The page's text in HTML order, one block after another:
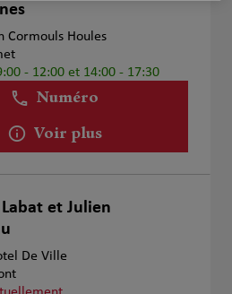
Cormouls Houles
- 12:00 et 14:00 - 17:30
Numéro
Voir plus
et Julien
De Ville